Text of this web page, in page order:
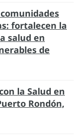
fortalecen la
salud en
de
la Salud en
Rondón,